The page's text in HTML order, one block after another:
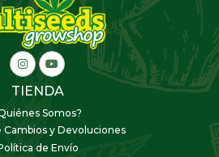
TIENDA
Somos?
Cambios y Devoluciones
de Envío